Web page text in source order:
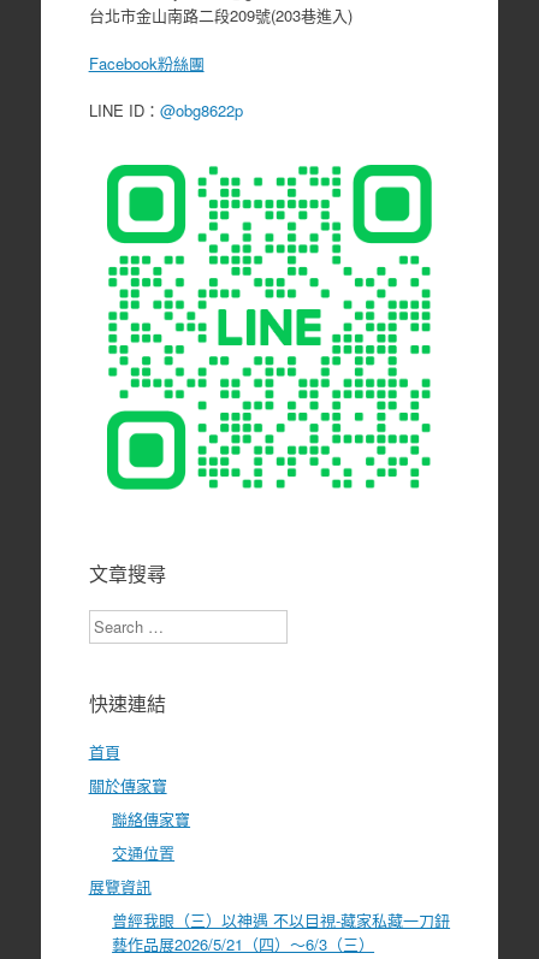
台北市金山南路二段209號(203巷進入)
Facebook粉絲團
LINE ID： @obg8622p
文章搜尋
Search
快速連結
首頁
關於傳家寶
聯絡傳家寶
交通位置
展覽資訊
曾經我眼（三）以神遇 不以目視-藏家私藏一刀鈕
藝作品展2026/5/21（四）～6/3（三）